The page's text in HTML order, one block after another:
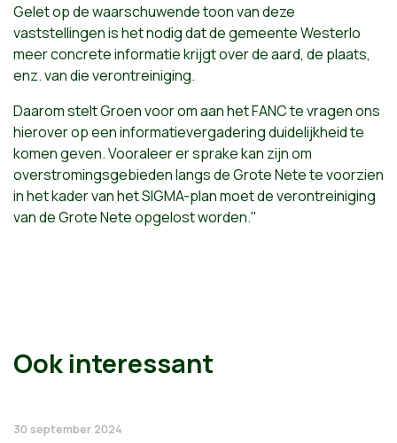
Gelet op de waarschuwende toon van deze
vaststellingen is het nodig dat de gemeente Westerlo
meer concrete informatie krijgt over de aard, de plaats,
enz. van die verontreiniging.
Daarom stelt Groen voor om aan het FANC te vragen ons
hierover op een informatievergadering duidelijkheid te
komen geven. Vooraleer er sprake kan zijn om
overstromingsgebieden langs de Grote Nete te voorzien
in het kader van het SIGMA-plan moet de verontreiniging
van de Grote Nete opgelost worden."
Ook interessant
30 september 2024